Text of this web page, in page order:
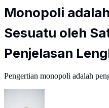
Monopoli
Sesuatu oleh
Penjelasan
Pengertian monopoli adalah